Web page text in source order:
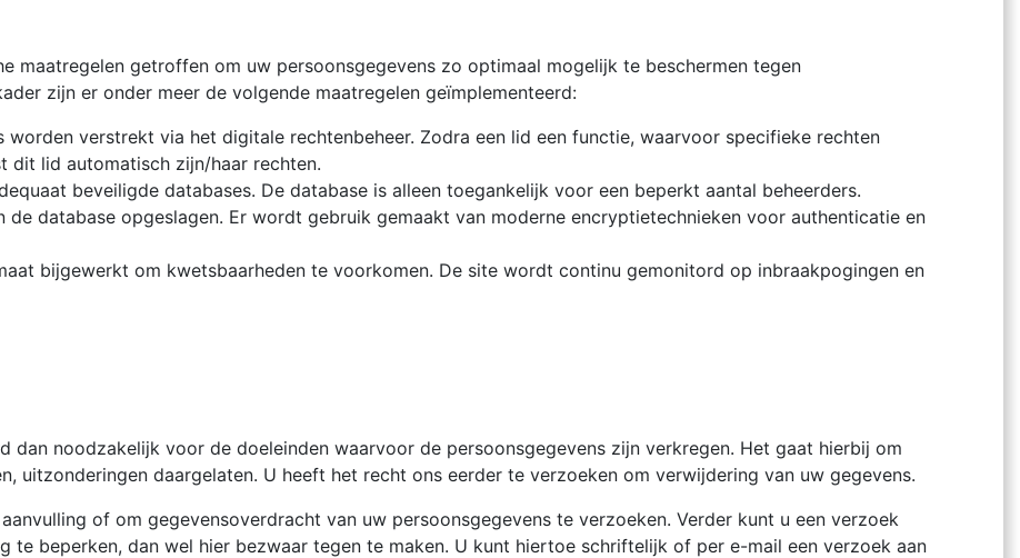
maatregelen getroffen om uw persoonsgegevens zo optimaal mogelijk te beschermen tegen
zijn er onder meer de volgende maatregelen geïmplementeerd:
worden verstrekt via het digitale rechtenbeheer. Zodra een lid een functie, waarvoor specifieke rechten
dit lid automatisch zijn/haar rechten.
beveiligde databases. De database is alleen toegankelijk voor een beperkt aantal beheerders.
database opgeslagen. Er wordt gebruik gemaakt van moderne encryptietechnieken voor authenticatie en
bijgewerkt om kwetsbaarheden te voorkomen. De site wordt continu gemonitord op inbraakpogingen en
dan noodzakelijk voor de doeleinden waarvoor de persoonsgegevens zijn verkregen. Het gaat hierbij om
uitzonderingen daargelaten. U heeft het recht ons eerder te verzoeken om verwijdering van uw gegevens.
of om gegevensoverdracht van uw persoonsgegevens te verzoeken. Verder kunt u een verzoek
te beperken, dan wel hier bezwaar tegen te maken. U kunt hiertoe schriftelijk of per e-mail een verzoek aan